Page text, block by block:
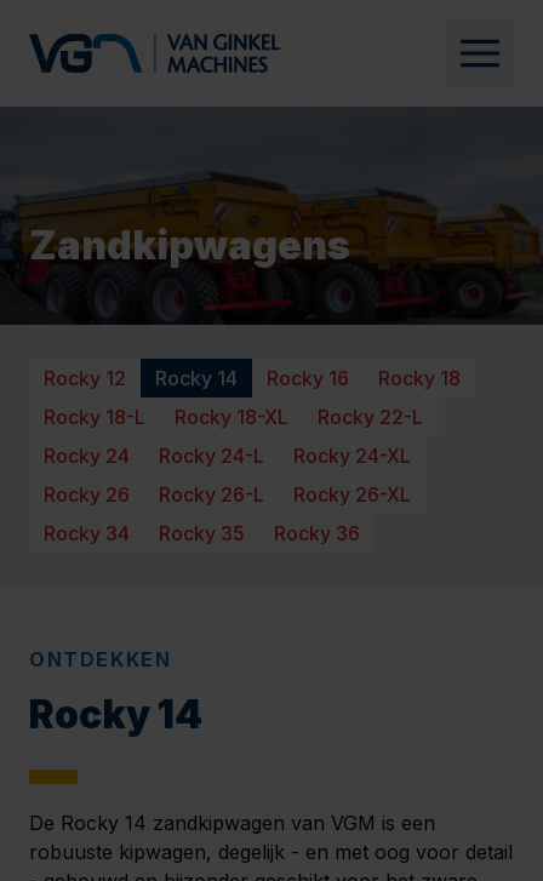
Zandkipwagens
Rocky 12 Rocky 14 Rocky 16
Rocky 18
Rocky 18-L
Rocky 18-XL
Rocky 22-L
Rocky 24
Rocky 24-L
Rocky 24-XL
Rocky 26
Rocky 26-L
Rocky 26-XL
Rocky 34
Rocky 35 Rocky 36
ONTDEKKEN
Rocky 14
De Rocky 14 zandkipwagen van VGM is een
robuuste kipwagen, degelijk - en met oog voor detail